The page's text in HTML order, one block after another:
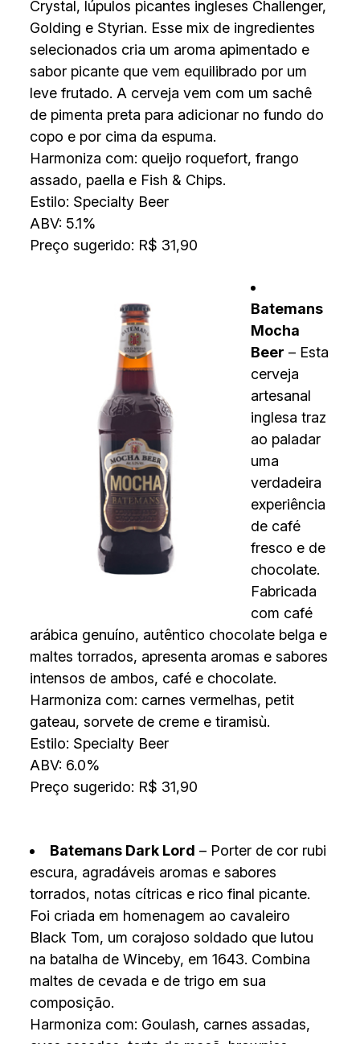
Crystal, lúpulos picantes ingleses Challenger,
Golding e Styrian. Esse mix de ingredientes
selecionados cria um aroma apimentado e
sabor picante que vem equilibrado por um
leve frutado. A cerveja vem com um sachê
de pimenta preta para adicionar no fundo do
copo e por cima da espuma.
Harmoniza com: queijo roquefort, frango
assado, paella e Fish & Chips.
Estilo: Specialty Beer
ABV: 5.1%
Preço sugerido: R$ 31,90
Batemans
Mocha
Beer – Esta
cerveja
artesanal
inglesa traz
ao paladar
uma
verdadeira
experiência
de café
fresco e de
chocolate.
Fabricada
com café
arábica genuíno, autêntico chocolate belga e
maltes torrados, apresenta aromas e sabores
intensos de ambos, café e chocolate.
Harmoniza com: carnes vermelhas, petit
gateau, sorvete de creme e tiramisù.
Estilo: Specialty Beer
ABV: 6.0%
Preço sugerido: R$ 31,90
Batemans Dark Lord – Porter de cor rubi
escura, agradáveis aromas e sabores
torrados, notas cítricas e rico final picante.
Foi criada em homenagem ao cavaleiro
Black Tom, um corajoso soldado que lutou
na batalha de Winceby, em 1643. Combina
maltes de cevada e de trigo em sua
composição.
Harmoniza com: Goulash, carnes assadas,